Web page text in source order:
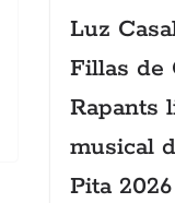
Luz
Fillas de
Rapants
musical
Pita 2026